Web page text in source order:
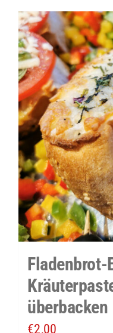
Fladenbrot-
überbacken
€2,00